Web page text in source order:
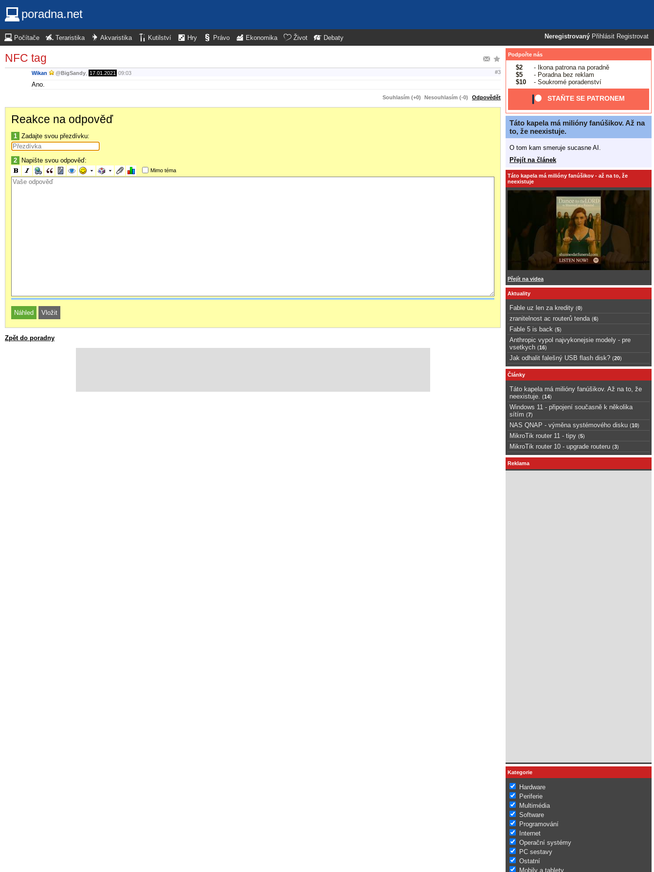
poradna.net
Neregistrovaný Přihlásit Registrovat
Počítače Teraristika Akvaristika Kutilství Hry Právo Ekonomika Život Debaty
NFC tag
Wikan @BigSandy 17.01.2021 09:03 #3
Ano.
Souhlasím (+0) Nesouhlasím (-0) Odpovědět
Reakce na odpověď
1 Zadajte svou přezdívku:
2 Napište svou odpověď:
Mimo téma
Zpět do poradny
Podpořte nás
$2
- Ikona patrona na poradně
$5
- Poradna bez reklam
$10
- Soukromé poradenství
STAŇTE SE PATRONEM
Táto kapela má milióny fanúšikov. Až na
to, že neexistuje.
O tom kam smeruje sucasne AI.
Přejít na článek
Táto kapela má milióny fanúšikov - až na to, že
neexistuje
Přejít na videa
Aktuality
Fable uz len za kredity (0)
zranitelnost ac routerů tenda (6)
Fable 5 is back (5)
Anthropic vypol najvykonejsie modely - pre
vsetkych (16)
Jak odhalit falešný USB flash disk? (20)
Články
Táto kapela má milióny fanúšikov. Až na to, že
neexistuje.
(14)
Windows 11 - připojení současně k několika
sítím (7)
NAS QNAP - výměna systémového disku (10)
MikroTik router 11 - tipy (5)
MikroTik router 10 - upgrade routeru (3)
Reklama
Kategorie
Hardware
Periferie
Multimédia
Software
Programování
Internet
Operační systémy
PC sestavy
Ostatní
Mobily a tablety